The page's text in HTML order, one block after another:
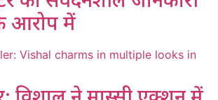
आरोप में